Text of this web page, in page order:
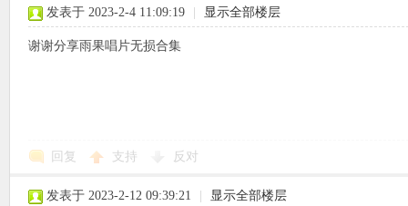
发表于 2023-2-4 11:09:19 显示全部楼层
谢谢分享雨果唱片无损合集
回复 支持 反对
发表于 2023-2-12 09:39:21 显示全部楼层